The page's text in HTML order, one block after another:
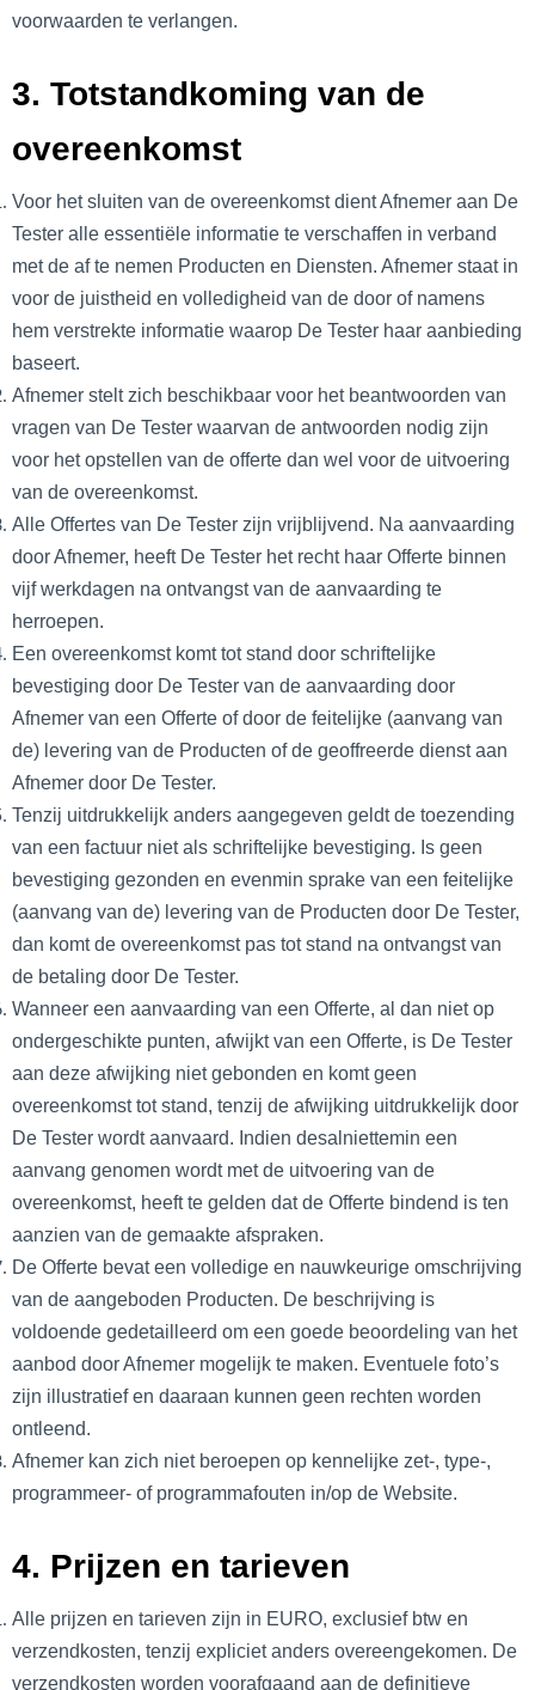
voorwaarden te verlangen.
3. Totstandkoming van de
overeenkomst
Voor het sluiten van de overeenkomst dient Afnemer aan De
Tester alle essentiële informatie te verschaffen in verband
met de af te nemen Producten en Diensten. Afnemer staat in
voor de juistheid en volledigheid van de door of namens
hem verstrekte informatie waarop De Tester haar aanbieding
baseert.
Afnemer stelt zich beschikbaar voor het beantwoorden van
vragen van De Tester waarvan de antwoorden nodig zijn
voor het opstellen van de offerte dan wel voor de uitvoering
van de overeenkomst.
Alle Offertes van De Tester zijn vrijblijvend. Na aanvaarding
door Afnemer, heeft De Tester het recht haar Offerte binnen
vijf werkdagen na ontvangst van de aanvaarding te
herroepen.
Een overeenkomst komt tot stand door schriftelijke
bevestiging door De Tester van de aanvaarding door
Afnemer van een Offerte of door de feitelijke (aanvang van
de) levering van de Producten of de geoffreerde dienst aan
Afnemer door De Tester.
Tenzij uitdrukkelijk anders aangegeven geldt de toezending
van een factuur niet als schriftelijke bevestiging. Is geen
bevestiging gezonden en evenmin sprake van een feitelijke
(aanvang van de) levering van de Producten door De Tester,
dan komt de overeenkomst pas tot stand na ontvangst van
de betaling door De Tester.
Wanneer een aanvaarding van een Offerte, al dan niet op
ondergeschikte punten, afwijkt van een Offerte, is De Tester
aan deze afwijking niet gebonden en komt geen
overeenkomst tot stand, tenzij de afwijking uitdrukkelijk door
De Tester wordt aanvaard. Indien desalniettemin een
aanvang genomen wordt met de uitvoering van de
overeenkomst, heeft te gelden dat de Offerte bindend is ten
aanzien van de gemaakte afspraken.
De Offerte bevat een volledige en nauwkeurige omschrijving
van de aangeboden Producten. De beschrijving is
voldoende gedetailleerd om een goede beoordeling van het
aanbod door Afnemer mogelijk te maken. Eventuele foto’s
zijn illustratief en daaraan kunnen geen rechten worden
ontleend.
Afnemer kan zich niet beroepen op kennelijke zet-, type-,
programmeer- of programmafouten in/op de Website.
4. Prijzen en tarieven
Alle prijzen en tarieven zijn in EURO, exclusief btw en
verzendkosten, tenzij expliciet anders overeengekomen. De
verzendkosten worden voorafgaand aan de definitieve